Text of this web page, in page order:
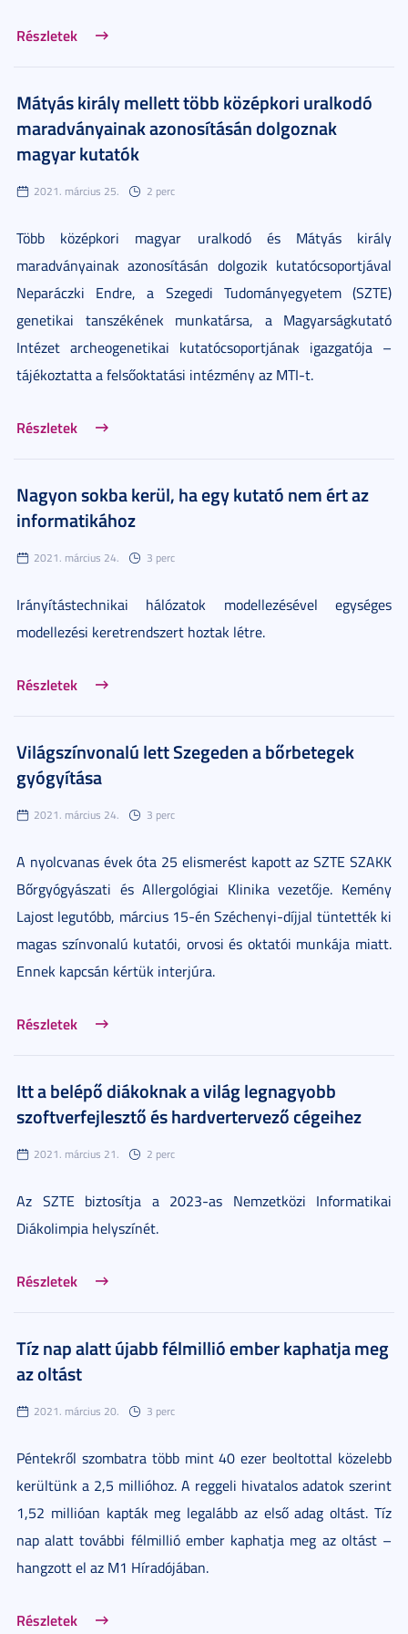
Részletek
Mátyás király mellett több középkori uralkodó
maradványainak azonosításán dolgoznak
magyar kutatók
2021. március 25. 2 perc
Több középkori magyar uralkodó és Mátyás király
maradványainak azonosításán dolgozik kutatócsoportjával
Neparáczki Endre, a Szegedi Tudományegyetem (SZTE)
genetikai tanszékének munkatársa, a Magyarságkutató
Intézet archeogenetikai kutatócsoportjának igazgatója –
tájékoztatta a felsőoktatási intézmény az MTI-t.
Részletek
Nagyon sokba kerül, ha egy kutató nem ért az
informatikához
2021. március 24. 3 perc
Irányítástechnikai hálózatok modellezésével egységes
modellezési keretrendszert hoztak létre.
Részletek
Világszínvonalú lett Szegeden a bőrbetegek
gyógyítása
2021. március 24. 3 perc
A nyolcvanas évek óta 25 elismerést kapott az SZTE SZAKK
Bőrgyógyászati és Allergológiai Klinika vezetője. Kemény
Lajost legutóbb, március 15-én Széchenyi-díjjal tüntették ki
magas színvonalú kutatói, orvosi és oktatói munkája miatt.
Ennek kapcsán kértük interjúra.
Részletek
Itt a belépő diákoknak a világ legnagyobb
szoftverfejlesztő és hardvertervező cégeihez
2021. március 21. 2 perc
Az SZTE biztosítja a 2023-as Nemzetközi Informatikai
Diákolimpia helyszínét.
Részletek
Tíz nap alatt újabb félmillió ember kaphatja meg
az oltást
2021. március 20. 3 perc
Péntekről szombatra több mint 40 ezer beoltottal közelebb
kerültünk a 2,5 millióhoz. A reggeli hivatalos adatok szerint
1,52 millióan kapták meg legalább az első adag oltást. Tíz
nap alatt további félmillió ember kaphatja meg az oltást –
hangzott el az M1 Híradójában.
Részletek